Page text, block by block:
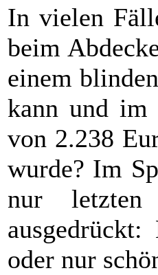
In vielen
beim
einem
kann und im
von 2.238
wurde? Im
nur letzten
oder nur